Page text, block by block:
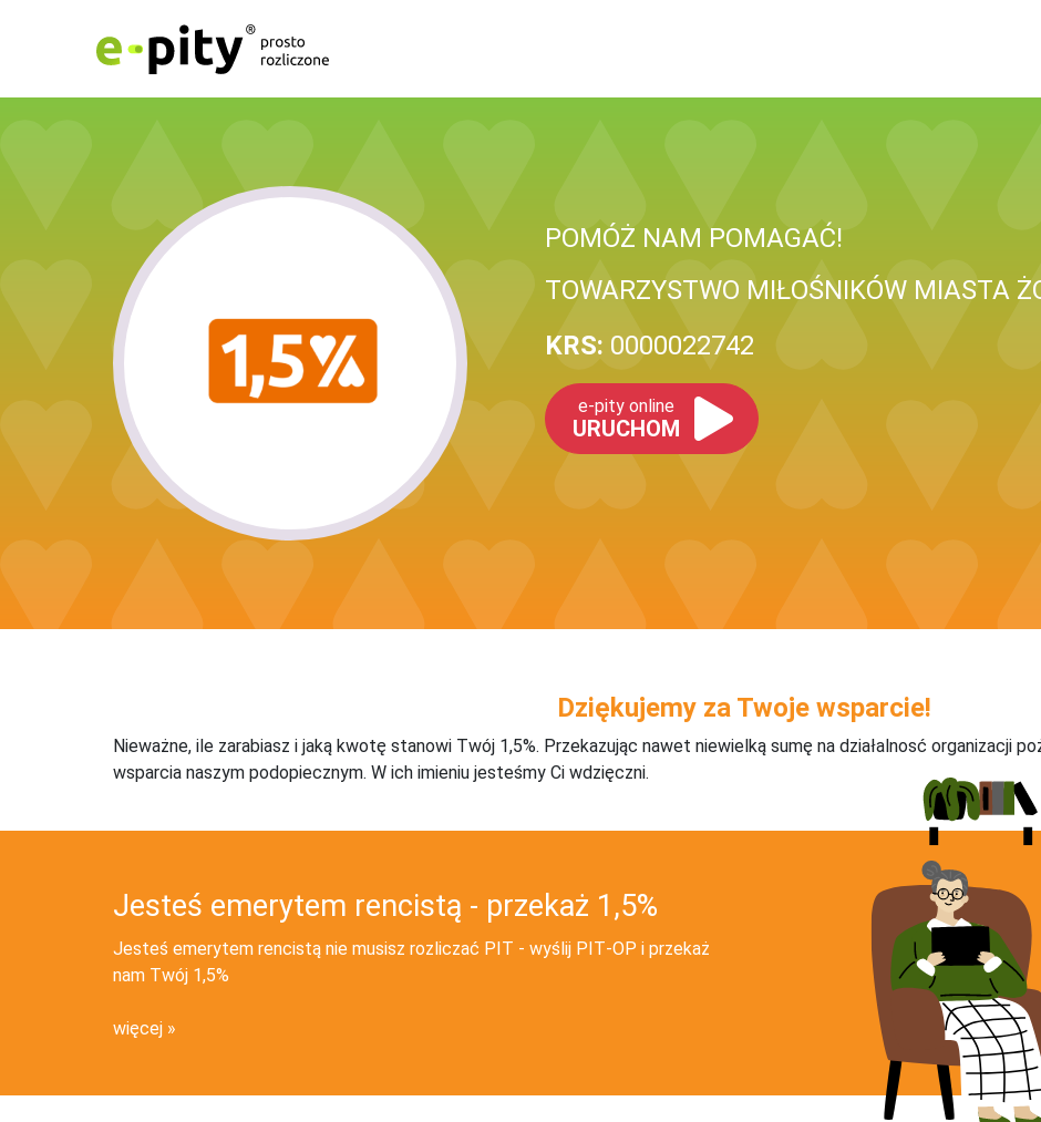
POMÓŻ NAM POMAGAĆ!
TOWARZYSTWO MIŁOŚNIKÓW MIASTA
KRS: 0000022742
e-pity online
URUCHOM
Dziękujemy za Twoje wsparcie!
Nieważne, ile zarabiasz i jaką kwotę stanowi Twój 1,5%. Przekazując nawet niewielką sumę na działalnosć organizacji
wsparcia naszym podopiecznym. W ich imieniu jesteśmy Ci wdzięczni.
Jesteś emerytem rencistą - przekaż 1,5%
Jesteś emerytem rencistą nie musisz rozliczać PIT - wyślij PIT‑OP i przekaż
nam Twój 1,5%
więcej